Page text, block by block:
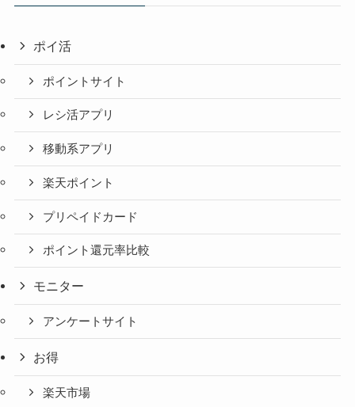
ポイ活
ポイントサイト
レシ活アプリ
移動系アプリ
楽天ポイント
プリペイドカード
ポイント還元率比較
モニター
アンケートサイト
お得
楽天市場